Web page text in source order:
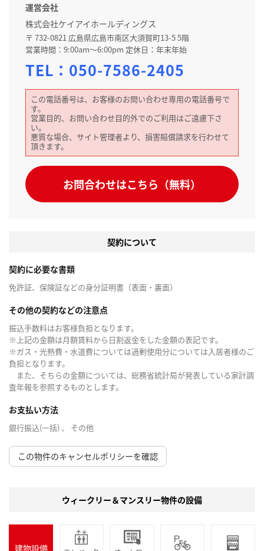
運営会社
株式会社ケイアイホールディングス
〒 732-0821 広島県広島市南区大須賀町13-5 5階
営業時間：9:00am～6:00pm 定休日：年末年始
TEL： 050-7586-2405
この電話番号は、お客様のお問い合わせ専用の電話番号で
す。
営業目的、お問い合わせ目的外でのご利用はご遠慮下さ
い。
悪質な場合、サイト管理者より、損害賠償請求を行わせて
頂きます。
お問合わせはこちら（無料）
契約について
契約に必要な書類
免許証、保険証などの身分証明書（表面・裏面）
その他の契約などの注意点
振込手数料はお客様負担となります。
※上記の金額は月額賃料から日割返金をした金額の表記です。
※ガス・光熱費・水道費については過剰使用分については入居者様のご
負担となります。
また、そちらの金額については、総務省統計局が発表している家計調
査年報を参照するものとします。
お支払い方法
銀行振込(一括) 、 その他
この物件のキャンセルポリシーを確認
ウィークリー＆マンスリー物件の設備
建物設備